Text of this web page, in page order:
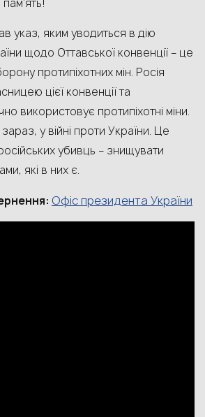
указ, яким уводиться в дію
щодо Оттавської конвенції – це
протипіхотних мін. Росія
цієї конвенції та
використовує протипіхотні міни.
у війні проти України. Це
убивць – знищувати
які в них є.
Офіс президента України